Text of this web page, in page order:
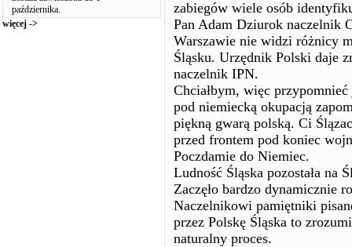
października.
więcej ->
zabiegów wiele osób
Pan Adam Dziurok naczelnik
Warszawie nie widzi różnicy
Śląsku. Urzędnik Polski daje
naczelnik IPN.
Chciałbym, więc
pod niemiecką okupacją
piękną gwarą polską. Ci
przed frontem pod koniec
Poczdamie do Niemiec.
Ludność Śląska pozostała na
Zaczęło bardzo dynamicznie
Naczelnikowi pamiętniki
przez Polskę Śląska to
naturalny proces.